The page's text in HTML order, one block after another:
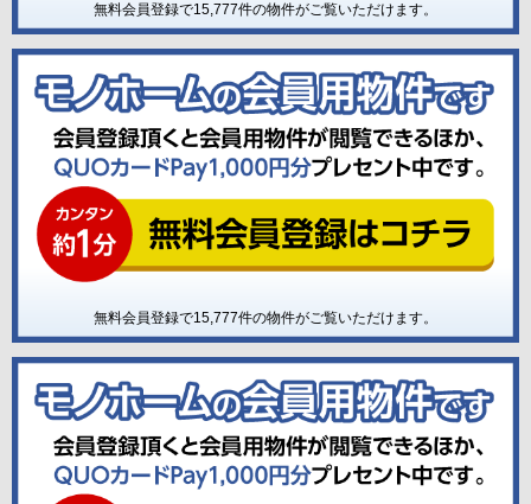
無料会員登録で15,777件の物件がご覧いただけます。
無料会員登録で15,777件の物件がご覧いただけます。